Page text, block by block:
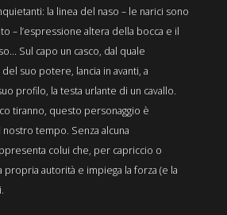
la linea del naso – le narici sono
– l’espressione altera della bocca e il
Sul capo un casco, dal quale
suo potere, lancia in avanti, a
profilo, la testa urlante di un cavallo.
tiranno, questo personaggio è
tempo. Senza alcuna
colui che, per capriccio o
propria autorità e impiega la forza (e la